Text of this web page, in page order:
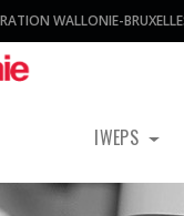
WALLONIE-
IWEPS